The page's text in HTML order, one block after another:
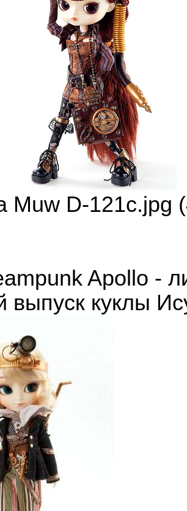
Muw D-121c.jpg
Apollo -
выпуск куклы